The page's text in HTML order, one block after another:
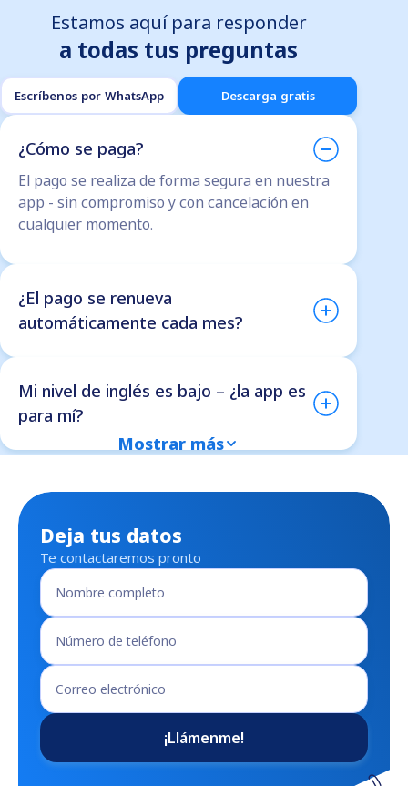
Estamos aquí para responder
a todas tus preguntas
Escríbenos por WhatsApp Descarga gratis
¿Cómo se paga?
El pago se realiza de forma segura en nuestra
app - sin compromiso y con cancelación en
cualquier momento.
¿El pago se renueva
automáticamente cada mes?
Mi nivel de inglés es bajo – ¿la app es
para mí?
Mostrar más
Deja tus datos
Te contactaremos pronto
¡Llámenme!